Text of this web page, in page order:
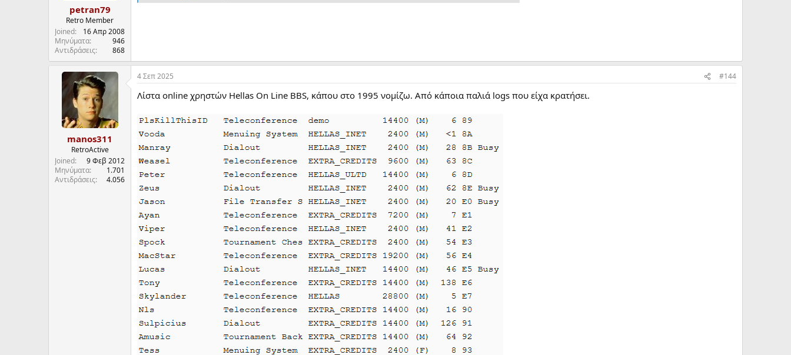
:
petran79
Retro Member
Joined
16 Απρ 2008
Μηνύματα
946
Αντιδράσεις
868
manos311
RetroActive
Joined
9 Φεβ 2012
Μηνύματα
1.701
Αντιδράσεις
4.056
4 Σεπ 2025 #144
Λίστα online χρηστών Hellas On Line BBS, κάπου στο 1995 νομίζω. Από κάποια παλιά logs που είχα κρατήσει.